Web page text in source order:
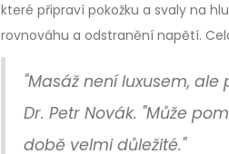
které připraví pokožku a svaly na
rovnováhu a odstranění napětí.
"Masáž není luxusem,
Dr. Petr Novák. "Může
době velmi důležité."